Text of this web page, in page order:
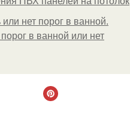
или нет порог в ванной.
в ванной или нет